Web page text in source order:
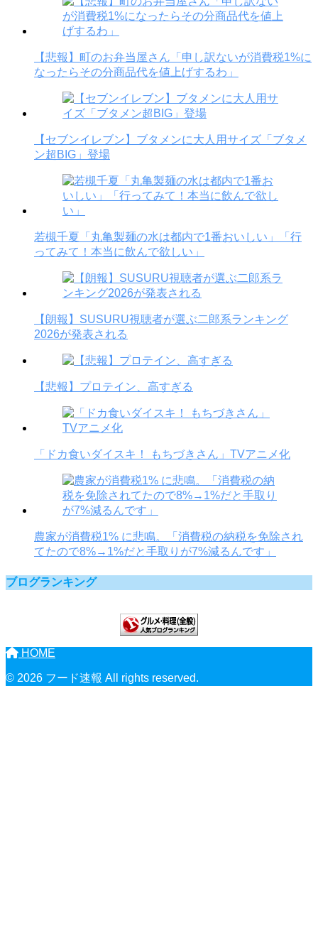
【悲報】町のお弁当屋さん「申し訳ないが消費税1%に
なったらその分商品代を値上げするわ」
【セブンイレブン】ブタメンに大人用サイズ「ブタメ
ン超BIG」登場
若槻千夏「丸亀製麺の水は都内で1番おいしい」「行
ってみて！本当に飲んで欲しい」
【朗報】SUSURU視聴者が選ぶ二郎系ランキング
2026が発表される
【悲報】プロテイン、高すぎる
「ドカ食いダイスキ！ もちづきさん」TVアニメ化
農家が消費税1% に悲鳴。「消費税の納税を免除され
てたので8%→1%だと手取りが7%減るんです」
ブログランキング
HOME
© 2026 フード速報 All rights reserved.